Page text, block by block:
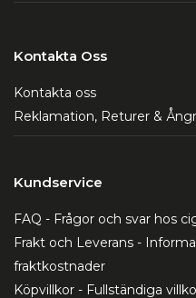
Kontakta Oss
Kontakta oss
Reklamation, Returer &
Kundservice
FAQ - Frågor och svar hos
Frakt och Leverans -
fraktkostnader
Köpvillkor - Fullständiga